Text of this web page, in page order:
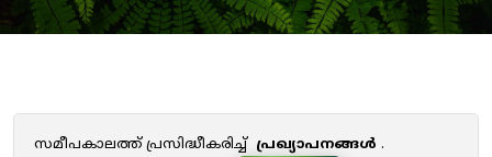
സമീപകാലത്ത് പ്രസിദ്ധീകരിച്ച് പ്രഖ്യാപനങ്ങൾ .